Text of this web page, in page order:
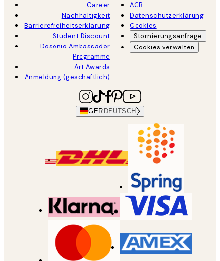
Career
Nachhaltigkeit
Barrierefreiheitserklärung
Student Discount
Desenio Ambassador
Programme
Art Awards
Anmeldung (geschäftlich)
AGB
Datenschutzerklärung
Cookies
Stornierungsanfrage
Cookies verwalten
GER DEUTSCH